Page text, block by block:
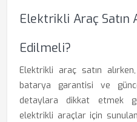
Elektrikli Araç Satın
Edilmeli?
Elektrikli araç satın
batarya garantisi ve
detaylara dikkat etmek
elektrikli araçlar için